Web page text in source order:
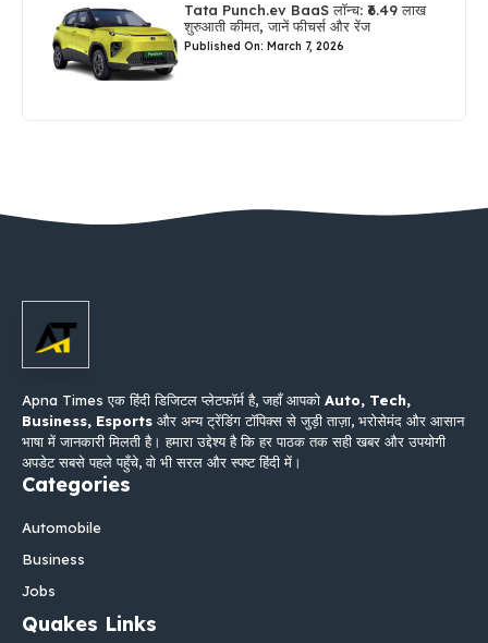
Tata Punch.ev BaaS लॉन्च: ₹6.49 लाख
शुरुआती कीमत, जानें फीचर्स और रेंज
Published On: March 7, 2026
Apna Times एक हिंदी डिजिटल प्लेटफॉर्म है, जहाँ आपको Auto, Tech,
Business, Esports और अन्य ट्रेंडिंग टॉपिक्स से जुड़ी ताज़ा, भरोसेमंद और आसान
भाषा में जानकारी मिलती है। हमारा उद्देश्य है कि हर पाठक तक सही खबर और उपयोगी
अपडेट सबसे पहले पहुँचे, वो भी सरल और स्पष्ट हिंदी में।
Categories
Automobile
Business
Jobs
Quakes Links